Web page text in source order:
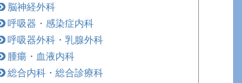
脳神経外科
呼吸器・感染症内科
呼吸器外科・乳腺外科
腫瘍・血液内科
総合内科・総合診療科